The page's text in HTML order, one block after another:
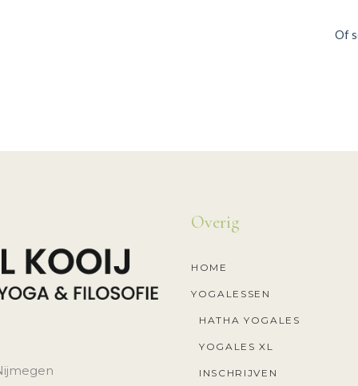
Of
Overig
HOME
YOGALESSEN
HATHA YOGALES
YOGALES XL
INSCHRIJVEN